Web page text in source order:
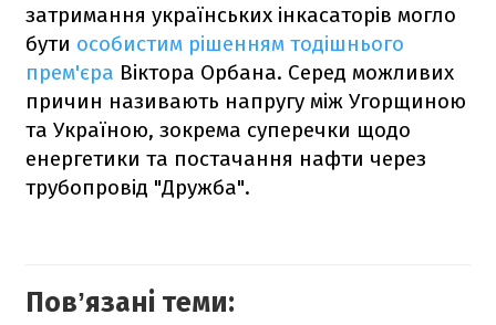
затримання українських інкасаторів могло
бути особистим рішенням тодішнього
прем'єра Віктора Орбана. Серед можливих
причин називають напругу між Угорщиною
та Україною, зокрема суперечки щодо
енергетики та постачання нафти через
трубопровід "Дружба".
Повʼязані теми: